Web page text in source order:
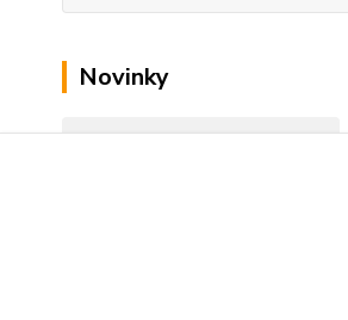
Novinky
Zobrazit všechny novinky
Podle zákona o evidenci tržeb